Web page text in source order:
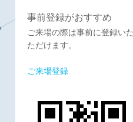
事前登録がおすすめ
ご来場の際は事前に登録い
ただけます。
ご来場登録